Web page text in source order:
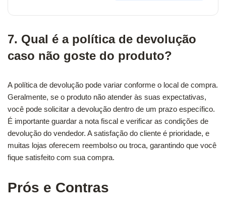
7. Qual é a política de devolução
caso não goste do produto?
A política de devolução pode variar conforme o local de compra.
Geralmente, se o produto não atender às suas expectativas,
você pode solicitar a devolução dentro de um prazo específico.
É importante guardar a nota fiscal e verificar as condições de
devolução do vendedor. A satisfação do cliente é prioridade, e
muitas lojas oferecem reembolso ou troca, garantindo que você
fique satisfeito com sua compra.
Prós e Contras